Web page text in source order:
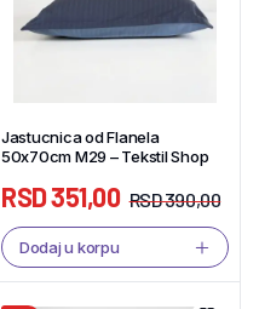
Jastucnica od Flanela
50x70cm M29 – Tekstil Shop
RSD390,00
RSD351,00
Dodaj u korpu